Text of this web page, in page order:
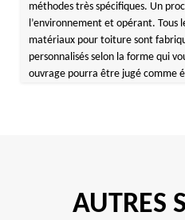
méthodes très spécifiques. Un
l’environnement et opérant. Tous
matériaux pour toiture sont
personnalisés selon la forme qui
ouvrage pourra être jugé comme
AUTRES